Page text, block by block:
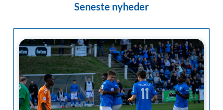
Seneste nyheder